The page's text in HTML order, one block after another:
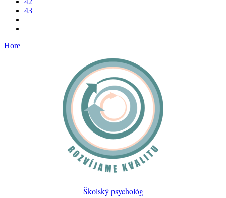
43
Hore
Školský psychológ